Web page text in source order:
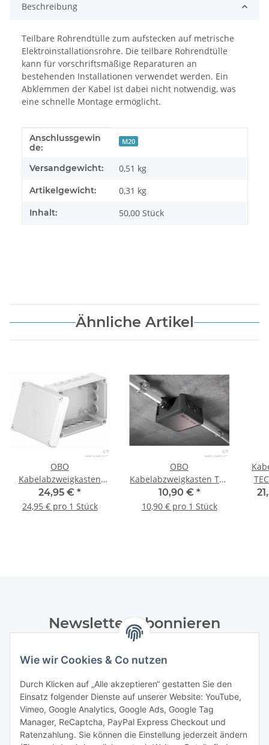
Wie wir Cookies & Co nutzen
Durch Klicken auf „Alle akzeptieren“ gestatten Sie den
Einsatz folgender Dienste auf unserer Website: YouTube,
Vimeo, Google Analytics, Google Ads, Google Tag
Manager, ReCaptcha, PayPal Express Checkout und
Ratenzahlung. Sie können die Einstellung jederzeit ändern
Beschreibung
Teilbare Rohrendtülle zum aufstecken auf metrische
Elektroinstallationsrohre. Die teilbare Rohrendtülle
kann für vorschriftsmäßige Reparaturen an
bestehenden Installationen verwendet werden. Ein
Abklemmen der Kabel ist dabei nicht notwendig, was
eine schnelle Montage ermöglicht.
Produkteigenschaft
Wert
Anschlussgewin
de:
M20
Versandgewicht: 0,51 kg
Artikelgewicht: 0,31 kg
Inhalt: 50,00 Stück
Ähnliche Artikel
OBO
Kabelabzweigkasten
T250, 240x190x112,
hoher Deckel - 1 Stück
24,95 € *
24,95 € pro 1 Stück
OBO
Kabelabzweigkasten T60
SW,114x114x57mm,
graphitschwarz, RAL
10,90 € *
10,90 € pro 1 Stück
Newsletter Abonnieren
Datenschutzerklärungregelmäßig und jederzeit widerruflich
Abonnieren
Informationen